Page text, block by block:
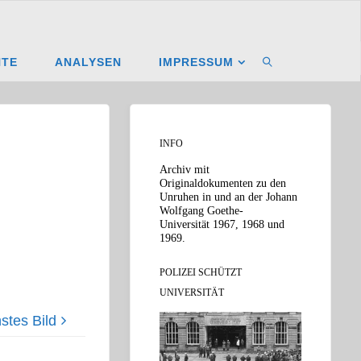
ANALYSEN IMPRESSUM
Bild
INFO
Archiv mit
Originaldokumenten zu den
Unruhen in und an der Johann
Wolfgang Goethe-
Universität 1967, 1968 und
1969.
POLIZEI SCHÜTZT
UNIVERSITÄT